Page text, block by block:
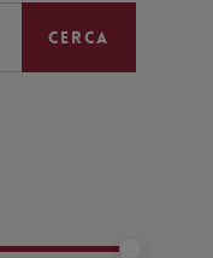
Cerca